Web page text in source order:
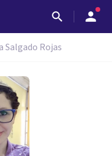
Salgado Rojas